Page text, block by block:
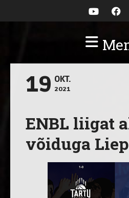
19 OKT.
2021
ENBL liigat
võiduga